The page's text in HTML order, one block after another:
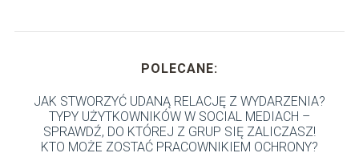
POLECANE:
JAK STWORZYĆ UDANĄ RELACJĘ Z WYDARZENIA?
TYPY UŻYTKOWNIKÓW W SOCIAL MEDIACH –
SPRAWDŹ, DO KTÓREJ Z GRUP SIĘ ZALICZASZ!
KTO MOŻE ZOSTAĆ PRACOWNIKIEM OCHRONY?